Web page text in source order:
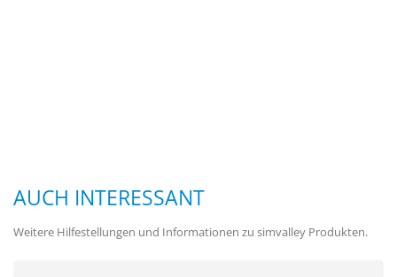
AUCH INTERESSANT
Weitere Hilfestellungen und Informationen zu simvalley Produkten.